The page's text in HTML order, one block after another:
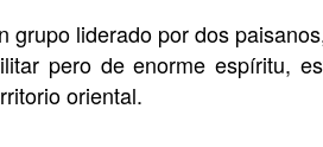
grupo liderado por dos
pero de enorme espíritu,
oriental.